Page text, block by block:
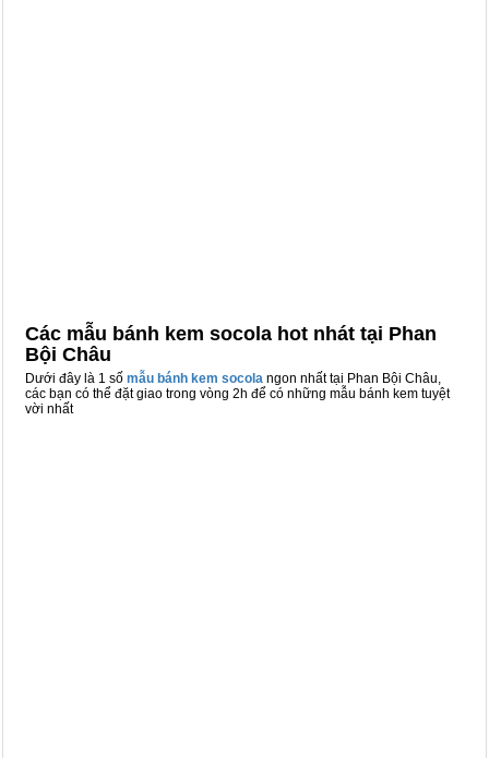
Các mẫu bánh kem socola hot nhát tại Phan
Bội Châu
Dưới đây là 1 số mẫu bánh kem socola ngon nhất tại Phan Bội Châu,
các bạn có thể đặt giao trong vòng 2h để có những mẫu bánh kem tuyệt
vời nhất